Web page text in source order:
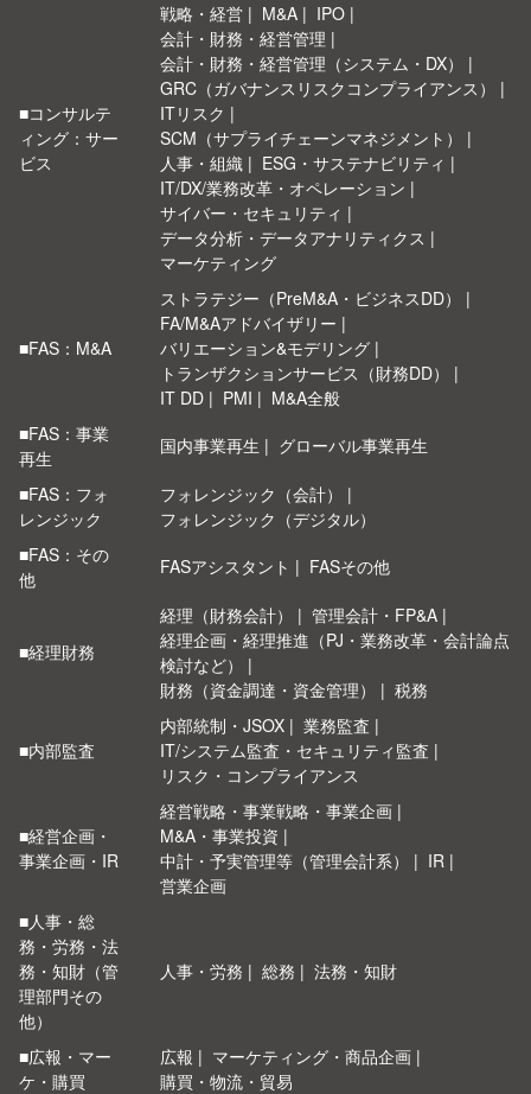
■コンサルテ
ィング：サー
ビス
戦略・経営 M&A
IPO
会計・財務・経営管理
会計・財務・経営管理（システム・DX）
GRC（ガバナンスリスクコンプライアンス）
ITリスク
SCM（サプライチェーンマネジメント）
人事・組織
ESG・サステナビリティ
IT/DX/業務改革・オペレーション
サイバー・セキュリティ
データ分析・データアナリティクス
マーケティング
■FAS：M&A
ストラテジー（PreM&A・ビジネスDD）
FA/M&Aアドバイザリー
バリエーション&モデリング
トランザクションサービス（財務DD）
IT DD
PMI
M&A全般
■FAS：事業
再生
国内事業再生 グローバル事業再生
■FAS：フォ
レンジック
フォレンジック（会計）
フォレンジック（デジタル）
■FAS：その
他
FASアシスタント FASその他
■経理財務
経理（財務会計）
管理会計・FP&A
経理企画・経理推進（PJ・業務改革・会計論点
検討など）
財務（資金調達・資金管理）
税務
■内部監査
内部統制・JSOX
業務監査
IT/システム監査・セキュリティ監査
リスク・コンプライアンス
■経営企画・
事業企画・IR
経営戦略・事業戦略・事業企画
M&A・事業投資
中計・予実管理等（管理会計系）
IR
営業企画
■人事・総
務・労務・法
務・知財（管
理部門その
他）
人事・労務 総務 法務・知財
■広報・マー
ケ・購買
広報
マーケティング・商品企画
購買・物流・貿易